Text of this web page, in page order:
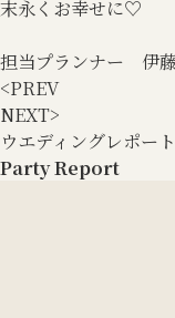
末永くお幸せに♡
担当プランナー 伊
<PREV
NEXT>
ウエディングレポー
Party Report